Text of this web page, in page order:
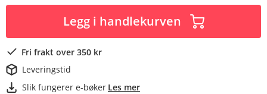
Legg i handlekurven
Fri frakt over 350 kr
Leveringstid
Slik fungerer e-bøker Les mer